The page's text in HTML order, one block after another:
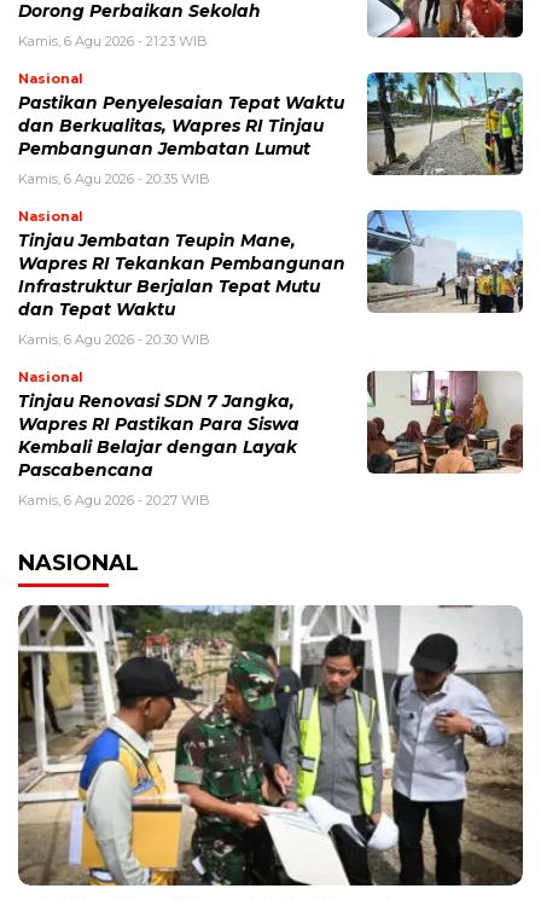
Dorong Perbaikan Sekolah
Kamis, 6 Agu 2026 - 21:23 WIB
Nasional
Pastikan Penyelesaian Tepat Waktu
dan Berkualitas, Wapres RI Tinjau
Pembangunan Jembatan Lumut
Kamis, 6 Agu 2026 - 20:35 WIB
Nasional
Tinjau Jembatan Teupin Mane,
Wapres RI Tekankan Pembangunan
Infrastruktur Berjalan Tepat Mutu
dan Tepat Waktu
Kamis, 6 Agu 2026 - 20:30 WIB
Nasional
Tinjau Renovasi SDN 7 Jangka,
Wapres RI Pastikan Para Siswa
Kembali Belajar dengan Layak
Pascabencana
Kamis, 6 Agu 2026 - 20:27 WIB
NASIONAL